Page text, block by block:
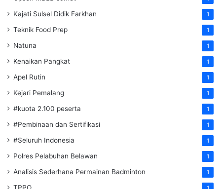
Kajati Sulsel Didik Farkhan 1
Teknik Food Prep 1
Natuna 1
Kenaikan Pangkat 1
Apel Rutin 1
Kejari Pemalang 1
#kuota 2.100 peserta 1
#Pembinaan dan Sertifikasi 1
#Seluruh Indonesia 1
Polres Pelabuhan Belawan 1
Analisis Sederhana Permainan Badminton 1
TPPO